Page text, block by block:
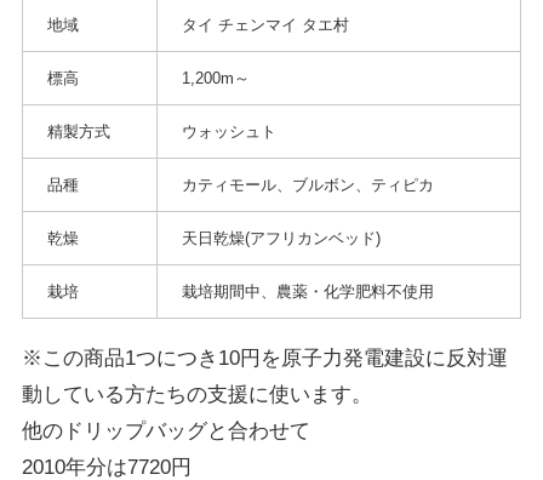
地域 タイ チェンマイ タエ村
標高 1,200m～
精製方式 ウォッシュト
品種 カティモール、ブルボン、ティピカ
乾燥 天日乾燥(アフリカンベッド)
栽培 栽培期間中、農薬・化学肥料不使用
※この商品1つにつき10円を原子力発電建設に反対運
動している方たちの支援に使います。
他のドリップバッグと合わせて
2010年分は7720円